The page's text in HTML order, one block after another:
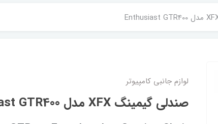
لوازم جانبی کامپیوتر
صندلى گيمينگ XFX مدل Enthusiast GTR400